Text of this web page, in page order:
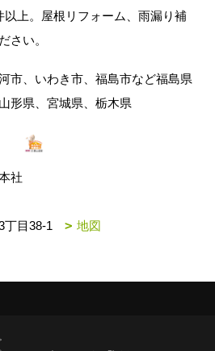
上。屋根リフォーム、雨漏り補
さい。
市、いわき市、福島市など福島県
形県、宮城県、栃木県
社
丁目38-1
地図
Reserved.